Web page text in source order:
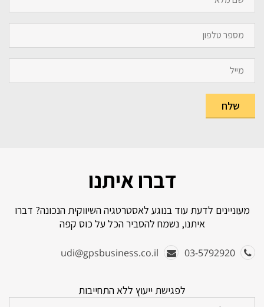
דברו איתנו
מעוניינים לדעת עוד בנוגע לאסטרטגיה השיווקית הנכונה? דברו
איתנו, נשמח להסביר הכל על כוס קפה
udi@gpsbusiness.co.il
לפגישת ייעוץ ללא התחייבות